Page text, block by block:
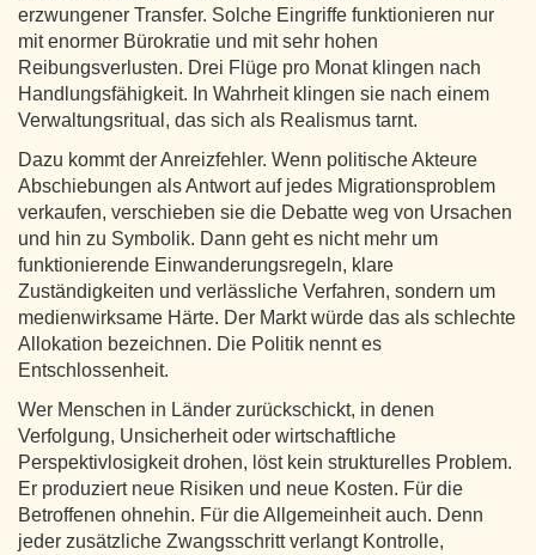
erzwungener Transfer. Solche Eingriffe funktionieren nur
mit enormer Bürokratie und mit sehr hohen
Reibungsverlusten. Drei Flüge pro Monat klingen nach
Handlungsfähigkeit. In Wahrheit klingen sie nach einem
Verwaltungsritual, das sich als Realismus tarnt.
Dazu kommt der Anreizfehler. Wenn politische Akteure
Abschiebungen als Antwort auf jedes Migrationsproblem
verkaufen, verschieben sie die Debatte weg von Ursachen
und hin zu Symbolik. Dann geht es nicht mehr um
funktionierende Einwanderungsregeln, klare
Zuständigkeiten und verlässliche Verfahren, sondern um
medienwirksame Härte. Der Markt würde das als schlechte
Allokation bezeichnen. Die Politik nennt es
Entschlossenheit.
Wer Menschen in Länder zurückschickt, in denen
Verfolgung, Unsicherheit oder wirtschaftliche
Perspektivlosigkeit drohen, löst kein strukturelles Problem.
Er produziert neue Risiken und neue Kosten. Für die
Betroffenen ohnehin. Für die Allgemeinheit auch. Denn
jeder zusätzliche Zwangsschritt verlangt Kontrolle,